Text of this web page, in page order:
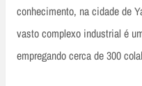
conhecimento, na cidade de
vasto complexo industrial é
empregando cerca de 300